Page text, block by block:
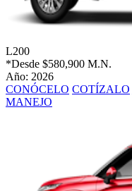
L200
*Desde $580,900 M.N.
Año: 2026
CONÓCELO COTÍZALO
MANEJO